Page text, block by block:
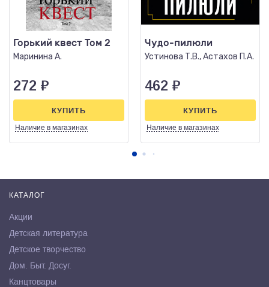
Горький квест Том 2
Маринина А.
272 ₽
Наличие в магазинах
КУПИТЬ
Чудо-пилюли
Устинова Т.В., Астахов П.А.
462 ₽
Наличие в магазинах
КУПИТЬ
КАТАЛОГ
Акции
Детская литература
Детское творчество
Дом. Быт. Досуг.
Канцтовары